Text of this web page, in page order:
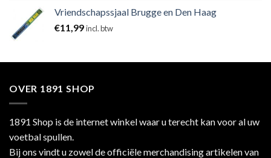
Vriendschapssjaal Brugge en Den Haag
€11,99incl. btw
OVER 1891 SHOP
1891 Shop is de internet winkel waar u terecht kan voor al uw
voetbal spullen.
Bij ons vindt u zowel de officiële merchandising artikelen van